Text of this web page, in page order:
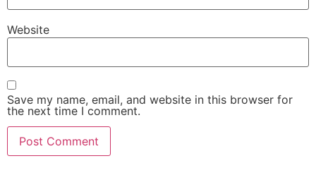
Website
Save my name, email, and website in this browser for
the next time I comment.